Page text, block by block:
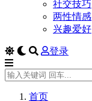
社交技巧
两性情感
兴趣爱好
登录
首页